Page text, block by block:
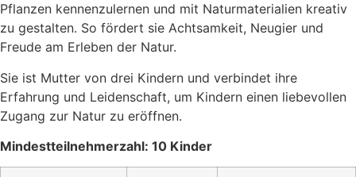
Pflanzen kennenzulernen und mit Naturmaterialien kreativ
zu gestalten. So fördert sie Achtsamkeit, Neugier und
Freude am Erleben der Natur.
Sie ist Mutter von drei Kindern und verbindet ihre
Erfahrung und Leidenschaft, um Kindern einen liebevollen
Zugang zur Natur zu eröffnen.
Mindestteilnehmerzahl: 10 Kinder